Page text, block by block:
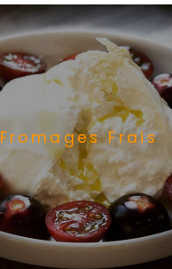
Fromages Frais